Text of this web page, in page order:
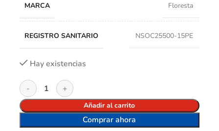
MARCA Floresta
REGISTRO SANITARIO NSOC25500-15PE
Hay existencias
Añadir al carrito
Comprar ahora